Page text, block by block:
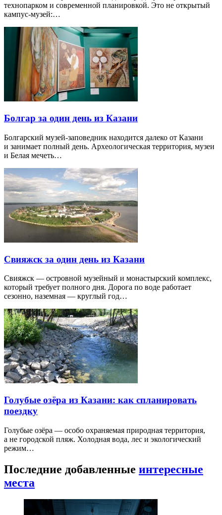
технопарком и современной планировкой. Это не открытый
кампус-музей:…
Болгар за один день из Казани
Болгарский музей-заповедник находится далеко от Казани
и занимает полный день. Археологическая территория, музеи
и Белая мечеть…
Свияжск за один день из Казани
Свияжск — островной музейный и монастырский комплекс,
который требует полного дня. Дорога по воде работает
сезонно, наземная — круглый год…
Голубые озёра из Казани: как спланировать
поездку
Голубые озёра — особо охраняемая природная территория,
а не городской пляж. Холодная вода, лес и экологический
режим…
Последние добавленные интересные
места